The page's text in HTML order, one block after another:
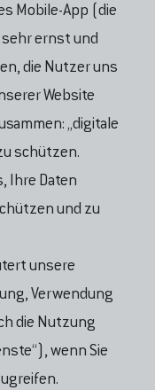
Mobile-App (die
sehr ernst und
die Nutzer uns
Website
„digitale
schützen.
Ihre Daten
und zu
unsere
Verwendung
die Nutzung
wenn Sie